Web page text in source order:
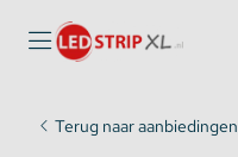
Terug naar aanbiedingen